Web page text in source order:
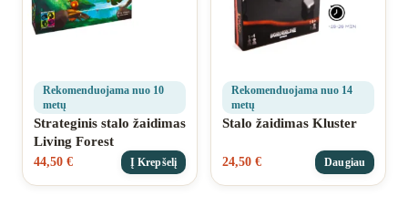
Rekomenduojama nuo 10
metų
Strateginis stalo žaidimas
Living Forest
44,50 € Į Krepšelį
Rekomenduojama nuo 14
metų
Stalo žaidimas Kluster
24,50 € Daugiau